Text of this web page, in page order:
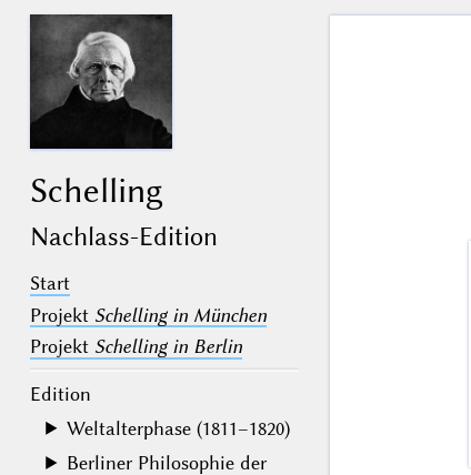
Schelling
Nachlass-Edition
Start
Projekt Schelling in München
Projekt Schelling in Berlin
Edition
Weltalterphase (1811–1820)
Berliner Philosophie der